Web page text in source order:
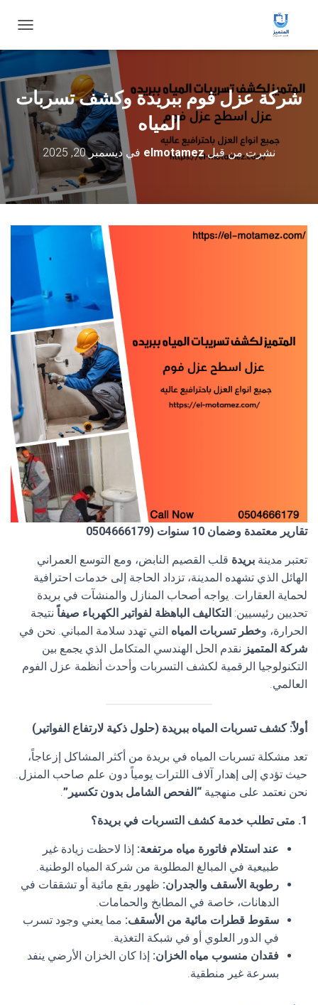
ب
ي
ل
ا
ل
شركة عزل فوم ببريدة وكشف تسربات
المياه
نشرت من قبلelmotamez في ديسمبر 20, 2025
تقارير معتمدة وضمان 10 سنوات (0504666179
تعتبر مدينة بريدة قلب القصيم النابض، ومع التوسع العمراني
الهائل الذي تشهده المدينة، تزداد الحاجة إلى خدمات احترافية
لحماية العقارات. يواجه أصحاب المنازل والمنشآت في بريدة
تحديين رئيسيين: التكاليف الباهظة لفواتير الكهرباء صيفاً نتيجة
الحرارة، وخطر تسربات المياه التي تهدد سلامة المباني. نحن في
شركة المتميز نقدم الحل الهندسي المتكامل الذي يجمع بين
التكنولوجيا الرقمية لكشف التسربات وأحدث أنظمة عزل الفوم
العالمي.
أولاً: كشف تسربات المياه ببريدة (حلول ذكية لارتفاع الفواتير )
تعد مشكلة تسربات المياه في بريدة من أكثر المشاكل إزعاجاً،
حيث تؤدي إلى إهدار آلاف اللترات يومياً دون علم صاحب المنزل.
نحن نعتمد على منهجية “الفحص الشامل بدون تكسير”.
1. متى تطلب خدمة كشف التسربات في بريدة؟
عند استلام فاتورة مياه مرتفعة: إذا لاحظت زيادة غير
طبيعية في المبالغ المطلوبة من شركة المياه الوطنية.
رطوبة الأسقف والجدران: ظهور بقع مائية أو تشققات في
الدهانات، خاصة في المطابخ والحمامات.
سقوط قطرات مائية من الأسقف: مما يعني وجود تسرب
في الدور العلوي أو في شبكة التغذية.
فقدان منسوب مياه الخزان: إذا كان الخزان الأرضي ينفد
بسرعة غير منطقية.